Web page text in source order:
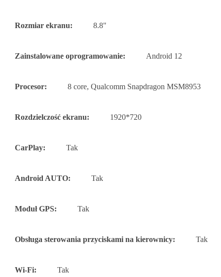
Rozmiar ekranu: 8.8"
Zainstalowane oprogramowanie: Android 12
Procesor: 8 core, Qualcomm Snapdragon MSM8953
Rozdzielczość ekranu: 1920*720
CarPlay: Tak
Android AUTO: Tak
Moduł GPS: Tak
Obsługa sterowania przyciskami na kierownicy: Tak
Wi-Fi: Tak